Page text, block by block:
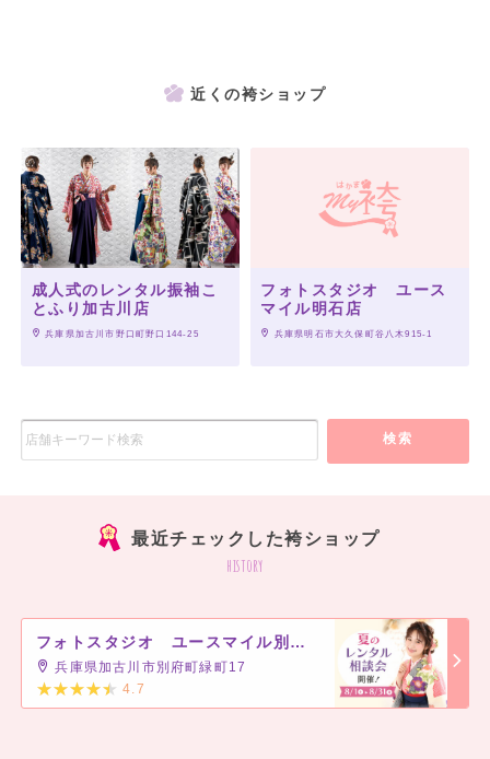
近くの袴ショップ
成人式のレンタル振袖こ
とふり加古川店
兵庫県加古川市野口町野口144-25
フォトスタジオ ユース
マイル明石店
兵庫県明石市大久保町谷八木915-1
検索
最近チェックした袴ショップ
history
フォトスタジオ ユースマイル別府店
兵庫県加古川市別府町緑町17
4.7